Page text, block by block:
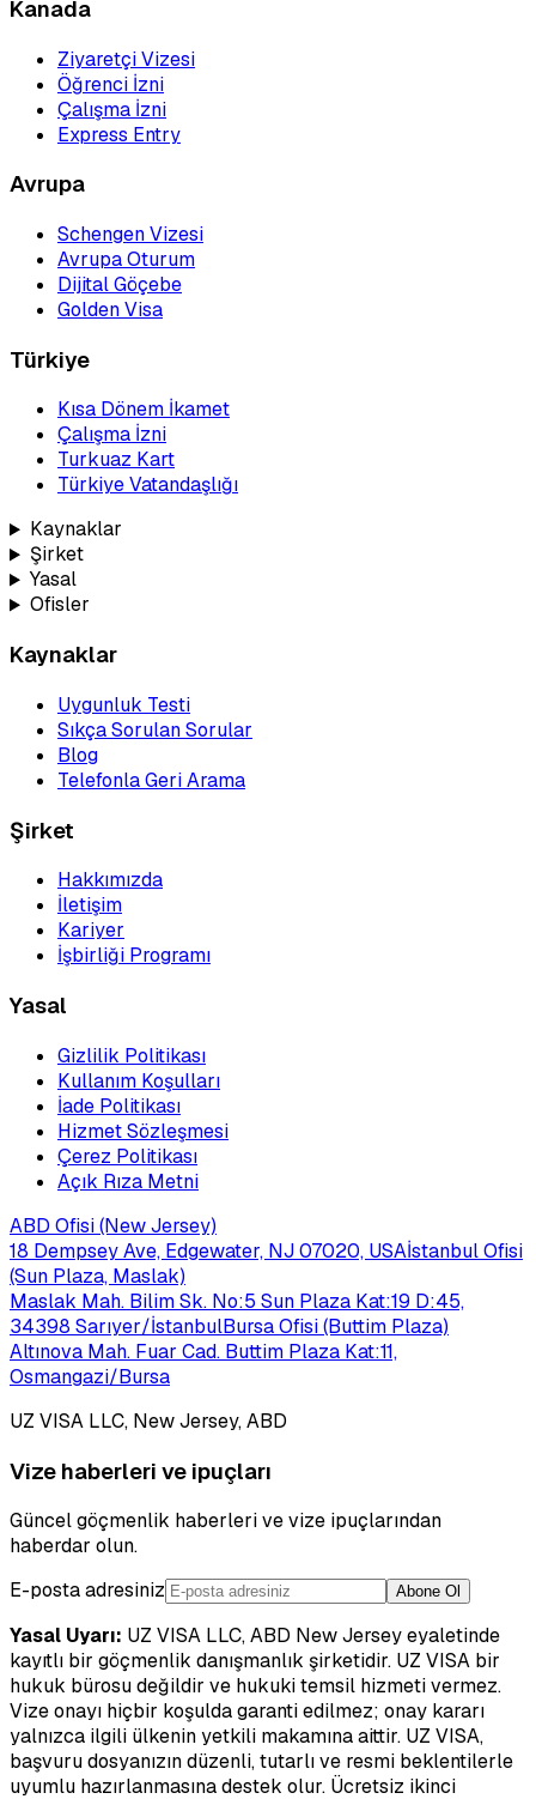
Kanada
Ziyaretçi Vizesi
Öğrenci İzni
Çalışma İzni
Express Entry
Avrupa
Schengen Vizesi
Avrupa Oturum
Dijital Göçebe
Golden Visa
Türkiye
Kısa Dönem İkamet
Çalışma İzni
Turkuaz Kart
Türkiye Vatandaşlığı
Kaynaklar
Şirket
Yasal
Ofisler
Kaynaklar
Uygunluk Testi
Sıkça Sorulan Sorular
Blog
Telefonla Geri Arama
Şirket
Hakkımızda
İletişim
Kariyer
İşbirliği Programı
Yasal
Gizlilik Politikası
Kullanım Koşulları
İade Politikası
Hizmet Sözleşmesi
Çerez Politikası
Açık Rıza Metni
ABD Ofisi (New Jersey)
18 Dempsey Ave, Edgewater, NJ 07020, USAİstanbul Ofisi
(Sun Plaza, Maslak)
Maslak Mah. Bilim Sk. No:5 Sun Plaza Kat:19 D:45,
34398 Sarıyer/İstanbulBursa Ofisi (Buttim Plaza)
Altınova Mah. Fuar Cad. Buttim Plaza Kat:11,
Osmangazi/Bursa
UZ VISA LLC, New Jersey, ABD
Vize haberleri ve ipuçları
Güncel göçmenlik haberleri ve vize ipuçlarından
haberdar olun.
E-posta adresiniz
Abone Ol
Yasal Uyarı: UZ VISA LLC, ABD New Jersey eyaletinde
kayıtlı bir göçmenlik danışmanlık şirketidir. UZ VISA bir
hukuk bürosu değildir ve hukuki temsil hizmeti vermez.
Vize onayı hiçbir koşulda garanti edilmez; onay kararı
yalnızca ilgili ülkenin yetkili makamına aittir. UZ VISA,
başvuru dosyanızın düzenli, tutarlı ve resmi beklentilerle
uyumlu hazırlanmasına destek olur. Ücretsiz ikinci